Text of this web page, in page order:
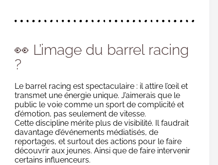
👀 L’image du barrel racing
?
Le barrel racing est spectaculaire : il attire l’œil et
transmet une énergie unique. J’aimerais que le
public le voie comme un sport de complicité et
d’émotion, pas seulement de vitesse.
Cette discipline mérite plus de visibilité. Il faudrait
davantage d’événements médiatisés, de
reportages, et surtout des actions pour le faire
découvrir aux jeunes. Ainsi que de faire intervenir
certains influenceurs.